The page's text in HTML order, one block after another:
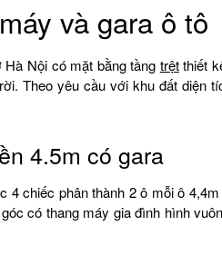
và gara ô tô
Nội có mặt bằng tầng trệtthiết
Theo yêu cầu với khu đất diện
4.5m có gara
4 chiếc phân thành 2 ô mỗi ô
có thang máy gia đình hình